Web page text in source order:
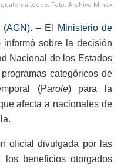
Foto: Archivo Minex
(AGN). – El
Ministerio de
informó sobre la decisión
Nacional de los Estados
categóricos de
(Parole) para la
afecta a nacionales de
oficial divulgada por las
los beneficios otorgados